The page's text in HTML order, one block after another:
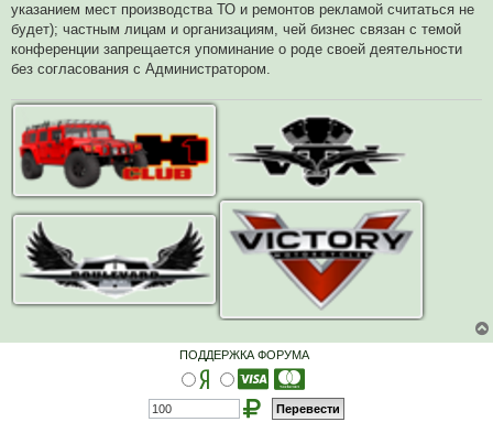
указанием мест производства ТО и ремонтов рекламой считаться не
будет); частным лицам и организациям, чей бизнес связан с темой
конференции запрещается упоминание о роде своей деятельности
без согласования с Администратором.
ПОДДЕРЖКА ФОРУМА